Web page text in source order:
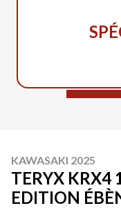
KAWASAKI 2025
TERYX KRX4
EDITION